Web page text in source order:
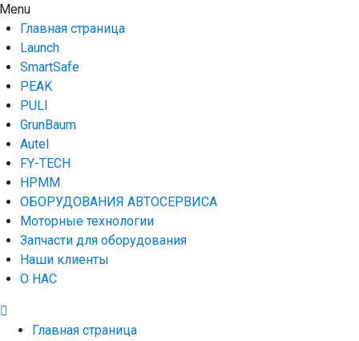
Skip
to
content
AUTO HOUSE
Технологии автосервиса — официальный дистрибьютор
Launch в Армении,Launch Armenia
Главная страница
Launch
SmartSafe
PEAK
PULI
GrunBaum
Autel
FY-TECH
HPMM
ОБОРУДОВАНИЯ АВТОСЕРВИСА
Моторные технологии
Запчасти для оборудования
Наши клиенты
О НАС
Главная страница